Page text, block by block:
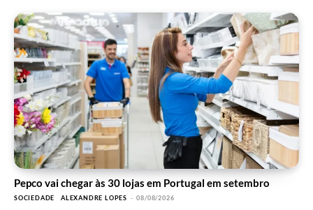
Pepco vai chegar às 30 lojas em Portugal em setembro
SOCIEDADE ALEXANDRE LOPES - 08/08/2026